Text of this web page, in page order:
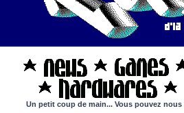
Un petit coup de main... Vous pouvez